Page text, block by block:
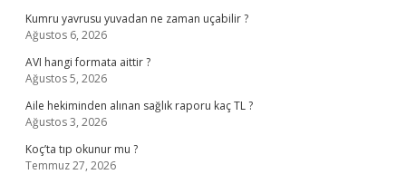
Kumru yavrusu yuvadan ne zaman uçabilir ?
Ağustos 6, 2026
AVI hangi formata aittir ?
Ağustos 5, 2026
Aile hekiminden alınan sağlık raporu kaç TL ?
Ağustos 3, 2026
Koç’ta tıp okunur mu ?
Temmuz 27, 2026